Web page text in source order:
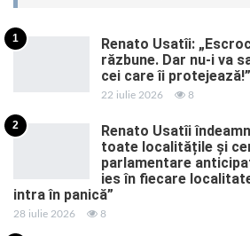
1
Renato Usatîi:
răzbune. Dar nu-i va
cei care îi protejează!”
22 iulie 2026 8
2
Renato Usatîi
toate localitățile și
parlamentare
ies în fiecare
intra în panică”
28 iulie 2026 8